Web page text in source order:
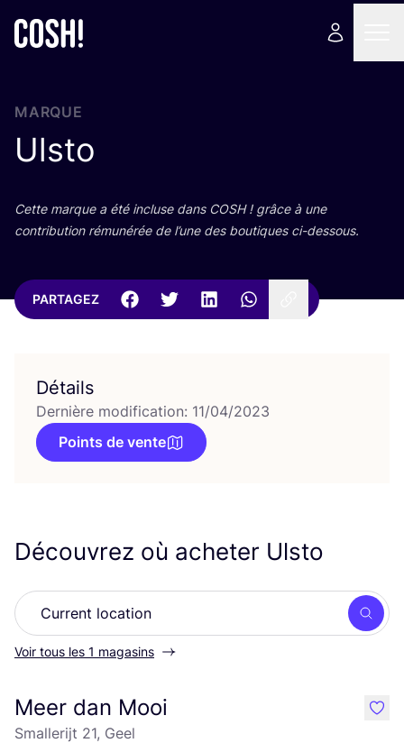
MARQUE
Ulsto
Cette marque a été incluse dans COSH! grâce à une
contri­bu­tion rému­né­rée de l’une des bou­tiques ci-dessous.
PARTAGEZ
Détails
Dernière modification: 11/04/2023
Points de vente
Découvrez où acheter Ulsto
Voir tous les 1 magasins
Meer dan Mooi
Smallerijt 21, Geel
like